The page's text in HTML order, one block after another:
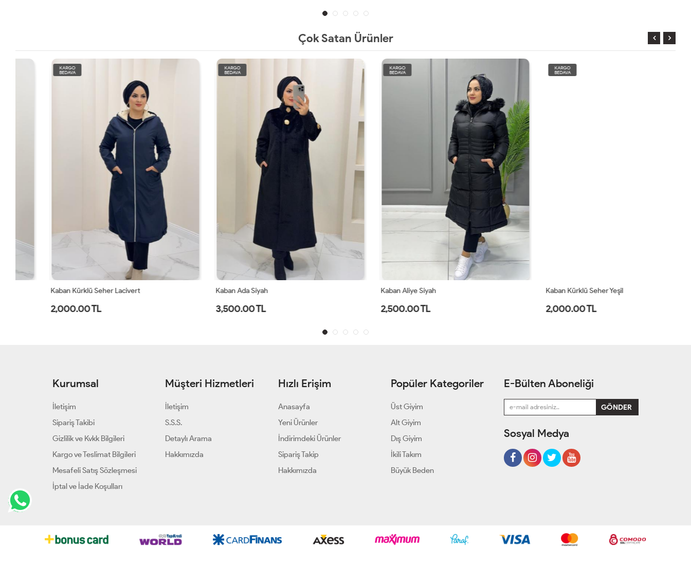
Çok Satan Ürünler
Kaban Kürklü Seher Lacivert
2,000.00 TL
Kaban Ada Siyah
3,500.00 TL
KARGO
BEDAVA
Kaban Aliye Siyah
2,500.00 TL
Kaban Kürklü Seher Yeşil
2,000.00 TL
Kurumsal
İletişim
Sipariş Takibi
Gizlilik ve Kvkk Bilgileri
Kargo ve Teslimat Bilgileri
Mesafeli Satış Sözleşmesi
İptal ve İade Koşulları
Müşteri Hizmetleri
İletişim
S.S.S.
Detaylı Arama
Hakkımızda
Hızlı Erişim
Anasayfa
Yeni Ürünler
İndirimdeki Ürünler
Sipariş Takip
Hakkımızda
Popüler Kategoriler
Üst Giyim
Alt Giyim
Dış Giyim
İkili Takım
Büyük Beden
E-Bülten Aboneliği
Sosyal Medya